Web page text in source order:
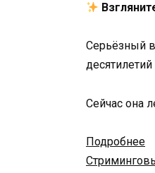
Серьёзный
Сейчас она
Подробнее